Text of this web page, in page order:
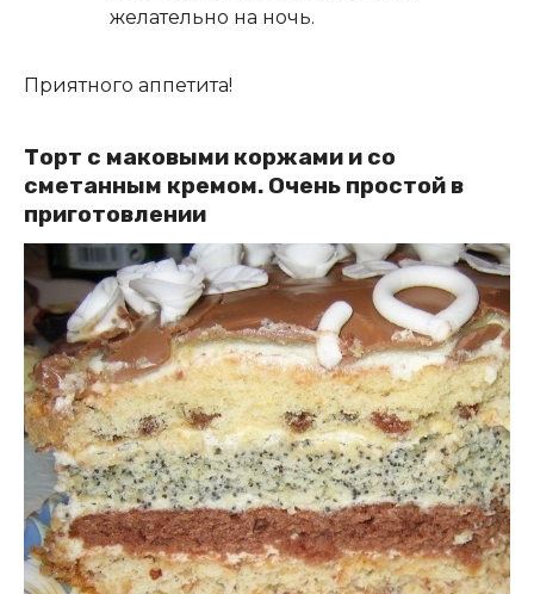
желательно на ночь.
Приятного аппетита!
Торт с маковыми коржами и со
сметанным кремом. Очень простой в
приготовлении